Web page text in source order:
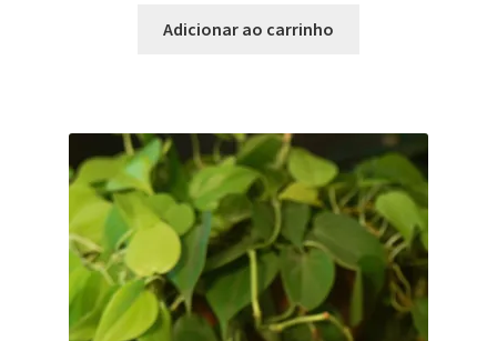
Adicionar ao carrinho